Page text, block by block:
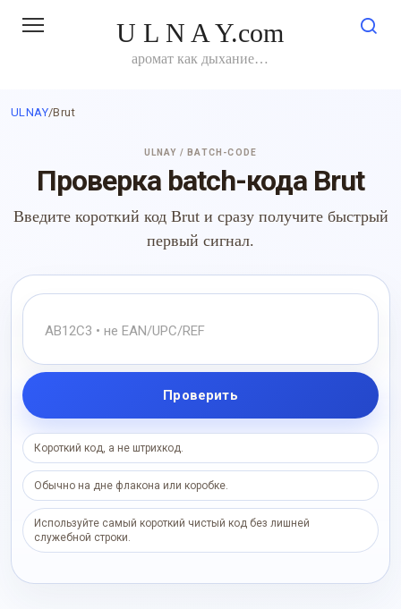
U L N A Y.com
аромат как дыхание…
ULNAY/Brut
ULNAY / BATCH-CODE
Проверка batch-кода Brut
Введите короткий код Brut и сразу получите быстрый
первый сигнал.
Проверить
Короткий код, а не штрихкод.
Обычно на дне флакона или коробке.
Используйте самый короткий чистый код без лишней
служебной строки.